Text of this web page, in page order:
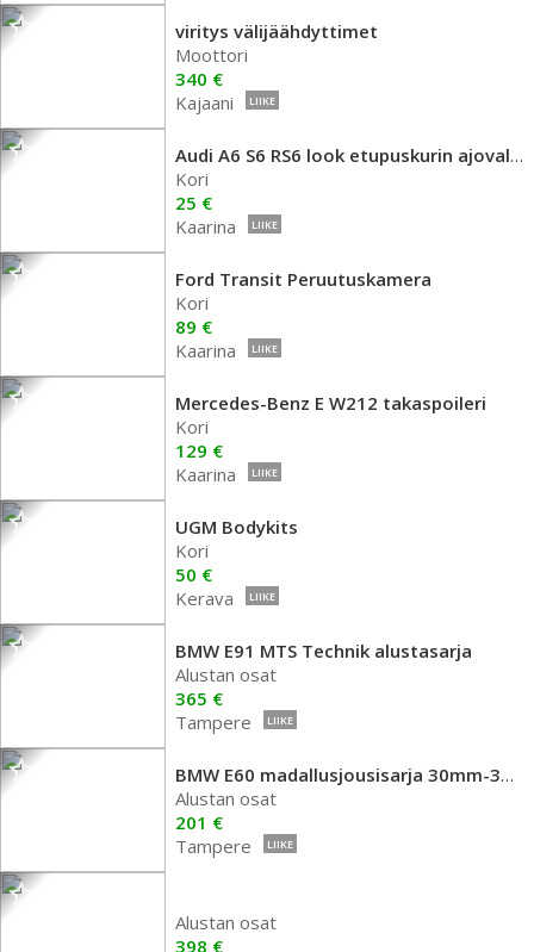
viritys välijäähdyttimet
Moottori
340 €
Kajaani
LIIKE
Audi A6 S6 RS6 look etupuskurin ajovalope
Kori
25 €
Kaarina
LIIKE
Ford Transit Peruutuskamera
Kori
89 €
Kaarina
LIIKE
Mercedes-Benz E W212 takaspoileri
Kori
129 €
Kaarina
LIIKE
UGM Bodykits
Kori
50 €
Kerava
LIIKE
BMW E91 MTS Technik alustasarja
Alustan osat
365 €
Tampere
LIIKE
BMW E60 madallusjousisarja 30mm-30mm
Alustan osat
201 €
Tampere
LIIKE
Alustan osat
398 €